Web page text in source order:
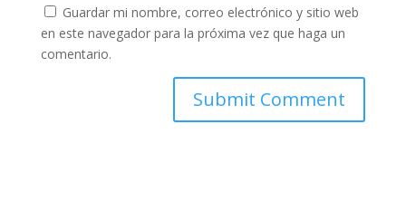
Guardar mi nombre, correo electrónico y sitio web
en este navegador para la próxima vez que haga un
comentario.